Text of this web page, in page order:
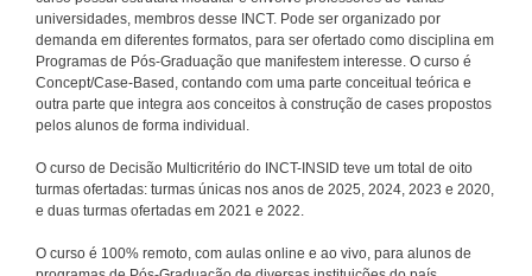
universidades, membros desse INCT. Pode ser organizado por
demanda em diferentes formatos, para ser ofertado como disciplina em
Programas de Pós-Graduação que manifestem interesse. O curso é
Concept/Case-Based, contando com uma parte conceitual teórica e
outra parte que integra aos conceitos à construção de cases propostos
pelos alunos de forma individual.
O curso de Decisão Multicritério do INCT-INSID teve um total de oito
turmas ofertadas: turmas únicas nos anos de 2025, 2024, 2023 e 2020,
e duas turmas ofertadas em 2021 e 2022.
O curso é 100% remoto, com aulas online e ao vivo, para alunos de